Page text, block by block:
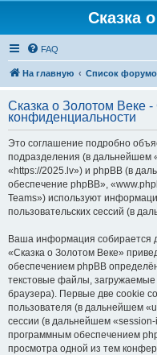
Сказка
FAQ
На главную Список
Сказка о Золотом Веке
конфиденциальности
Это соглашение подробно
подразделения (в дальнейшем
«https://2025.lv») и phpBB (в
обеспечение phpBB»,
Teams») используют
пользовательских сессий (в
Ваша информация собирается
«Сказка о Золотом Веке»
обеспечением phpBB
текстовые файлы,
браузера). Первые две cookie
пользователя (в дальнейшем
сессии (в дальнейшем
программным обеспечением
просмотра одной из тем